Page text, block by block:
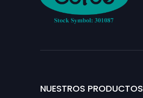
NUESTROS PRODUCTOS